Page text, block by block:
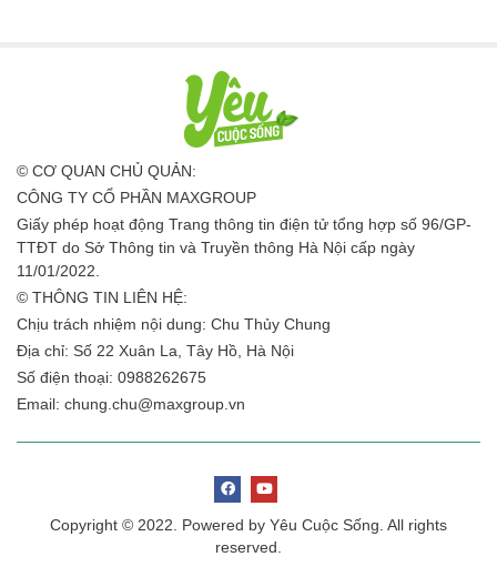
© CƠ QUAN CHỦ QUẢN:
CÔNG TY CỔ PHẦN MAXGROUP
Giấy phép hoạt động Trang thông tin điện tử tổng hợp số 96/GP-
TTĐT do Sở Thông tin và Truyền thông Hà Nội cấp ngày
11/01/2022.
© THÔNG TIN LIÊN HỆ:
Chịu trách nhiệm nội dung: Chu Thủy Chung
Địa chỉ: Số 22 Xuân La, Tây Hồ, Hà Nội
Số điện thoại: 0988262675
Email: chung.chu@maxgroup.vn
Copyright © 2022. Powered by Yêu Cuộc Sống. All rights
reserved.